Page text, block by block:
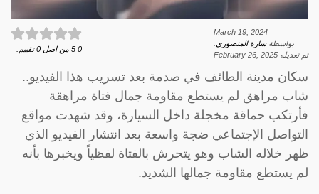
March 19, 2024
بواسطةسارة المنصوري
تم تعديله February 26, 2025
0
5 من اصل 0 تقييم.
سكان مدينة الطائف في صدمة بعد تسريب هذا الفيديو..
شاب مراهق لم يستطع مقاومة جمال فتاة مراهقة
فأرتكب حماقة مخجلة داخل السيارة، وقد شهدت مواقع
التواصل الإجتماعي ضجة واسعة بعد انتشار الفيديو الذي
ظهر خلاله الشاب وهو يتحرش بالفتاة لفظياً ويخبرها بأنه
لم يستطع مقاومة جمالها الشديد.